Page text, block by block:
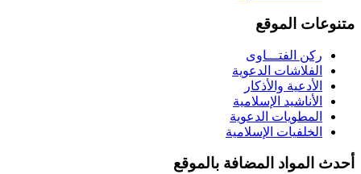
متنوعات الموقع
ركن الفتـــاوى
الفلاشات الدعوية
الأدعية والأذكار
الأناشيد الإسلامية
المطويات الدعوية
الخلفيات الإسلامية
أحدث المواد المضافة بالموقع